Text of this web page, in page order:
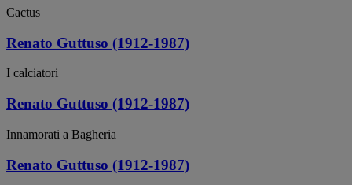
Cactus
Renato Guttuso (1912-1987)
I calciatori
Renato Guttuso (1912-1987)
Innamorati a Bagheria
Renato Guttuso (1912-1987)